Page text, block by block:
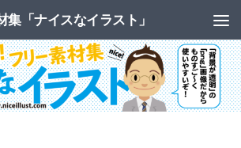
プ
集「ナイスなイラスト」